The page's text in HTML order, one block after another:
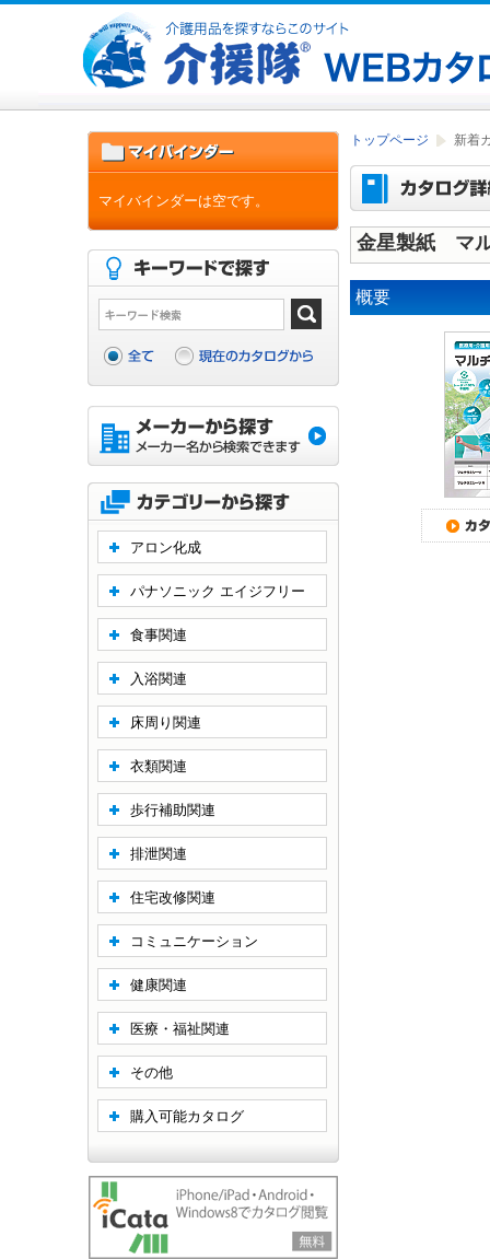
トップページ 新着
金星製紙 マ
概要
マイバインダーは空です。
アロン化成
パナソニック エイジフリー
食事関連
入浴関連
床周り関連
衣類関連
歩行補助関連
排泄関連
住宅改修関連
コミュニケーション
健康関連
医療・福祉関連
その他
購入可能カタログ